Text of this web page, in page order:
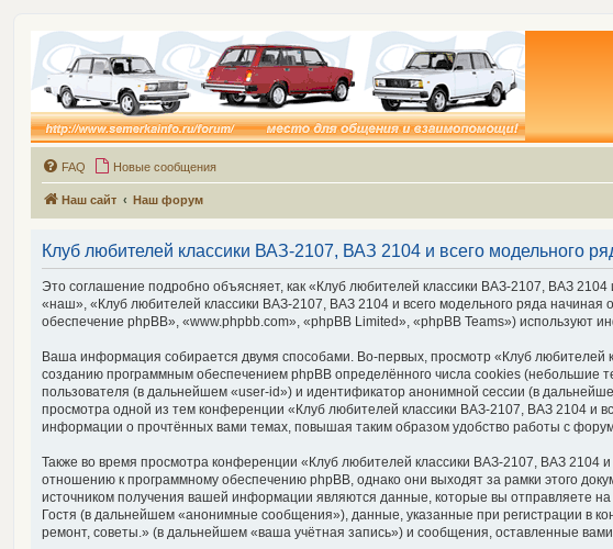
FAQ Новые сообщения
Наш сайт Наш форум
Клуб любителей классики ВАЗ-2107, ВАЗ 2104 и всего модельного
Это соглашение подробно объясняет, как «Клуб любителей классики ВАЗ-2107, ВАЗ
«наш», «Клуб любителей классики ВАЗ-2107, ВАЗ 2104 и всего модельного ряда
обеспечение phpBB», «www.phpbb.com», «phpBB Limited», «phpBB Teams»)
Ваша информация собирается двумя способами. Во-первых, просмотр «Клуб любителей
созданию программным обеспечением phpBB определённого числа cookies (небольшие
пользователя (в дальнейшем «user-id») и идентификатор анонимной сессии (в
просмотра одной из тем конференции «Клуб любителей классики ВАЗ-2107, ВАЗ 2104 и
информации о прочтённых вами темах, повышая таким образом удобство работы с
Также во время просмотра конференции «Клуб любителей классики ВАЗ-2107, ВАЗ 2104
отношению к программному обеспечению phpBB, однако они выходят за рамки этого
источником получения вашей информации являются данные, которые вы отправляете
Гостя (в дальнейшем «анонимные сообщения»), данные, указанные при регистрации в
ремонт, советы.» (в дальнейшем «ваша учётная запись») и сообщения, оставленные